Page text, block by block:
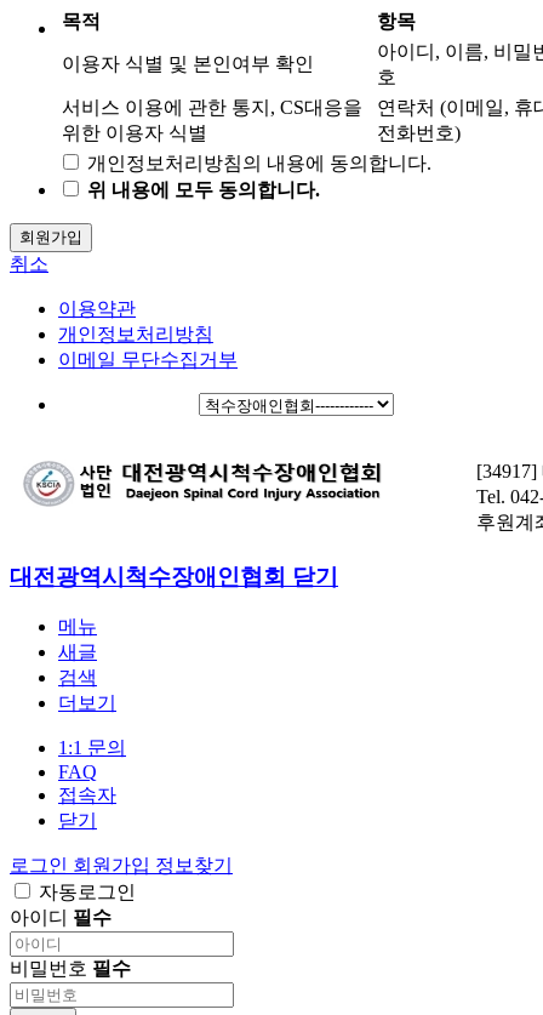
"홈페이지"이 제공하는 서비스를 받는 회원 및 비
회원을 말합니다.
'회원'이라 함은 “홈페이지”에 회원등록을 한 자로
서, 계속적으로 "홈페이지"이 제공하는 서비스를
제3조 약관 등의 명시와 설명 및 개정
"홈페이지"는 이 약관의 내용과 상호 및 대표자 성
명, 영업소 소재지 주소(소비자의 불만을 처리할
고번호, 개인정보관리책임자 등을 이용자가 쉽게
알 수 있도록 홈페이지의 초기 서비스화면(전면)에
게시합니다. 다만, 약관의 내용은 이용자가 연결화
"홈페이지"가 약관을 개정할 경우에는 적용일자
상의 사전 유예기간을 두고 공지합니다. 이 경우
하게 비교하여 이용자가 알기 쉽도록 표시합니다.
관은 그 적용일자 이후에 체결되는 계약에만 적용
전의 약관조항이 그대로 적용됩니다. 다만 이미 계
약을 체결한 이용자가 개정약관 조항의 적용을 받
기를 원하는 뜻을 제3항에 의한 개정약관의 공지기
간 내에 “홈페이지”에 송신하여 “홈페이지”의 동의
를 받은 경우에는 개정약관 조항이 적용됩니다.
제4조 서비스의 중단
목적 항목
이용자 식별 및 본인여부 확인
아이디, 이름, 비밀
호
서비스 이용에 관한 통지, CS대응을
위한 이용자 식별
연락처 (이메일, 휴
전화번호)
개인정보처리방침의 내용에 동의합니다.
위 내용에 모두 동의합니다.
회원가입
취소
이용약관
개인정보처리방침
이메일 무단수집거부
Tel.
후원계
대전광역시척수장애인협회 닫기
메뉴
새글
검색
더보기
1:1 문의
FAQ
접속자
닫기
로그인 회원가입 정보찾기
자동로그인
아이디 필수
비밀번호 필수